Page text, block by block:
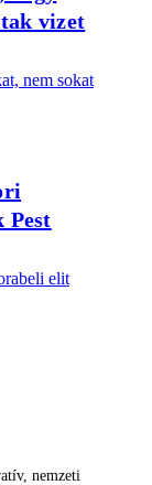
vizet
nem sokat
Pest
elit
nemzeti